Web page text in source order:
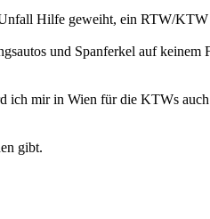
Hilfe geweiht, ein RTW/
und Spanferkel auf keinem
mir in Wien für die KTWs
gibt.